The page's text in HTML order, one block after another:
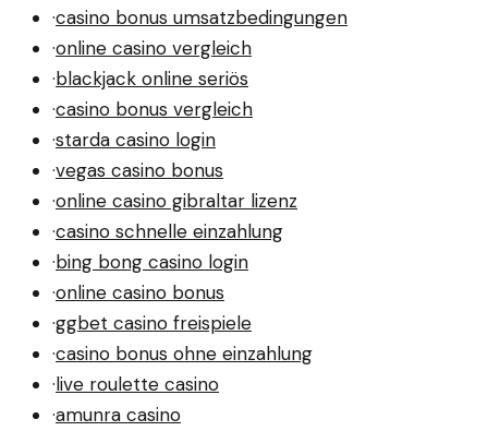
·casino bonus umsatzbedingungen
·online casino vergleich
·blackjack online seriös
·casino bonus vergleich
·starda casino login
·vegas casino bonus
·online casino gibraltar lizenz
·casino schnelle einzahlung
·bing bong casino login
·online casino bonus
·ggbet casino freispiele
·casino bonus ohne einzahlung
·live roulette casino
·amunra casino